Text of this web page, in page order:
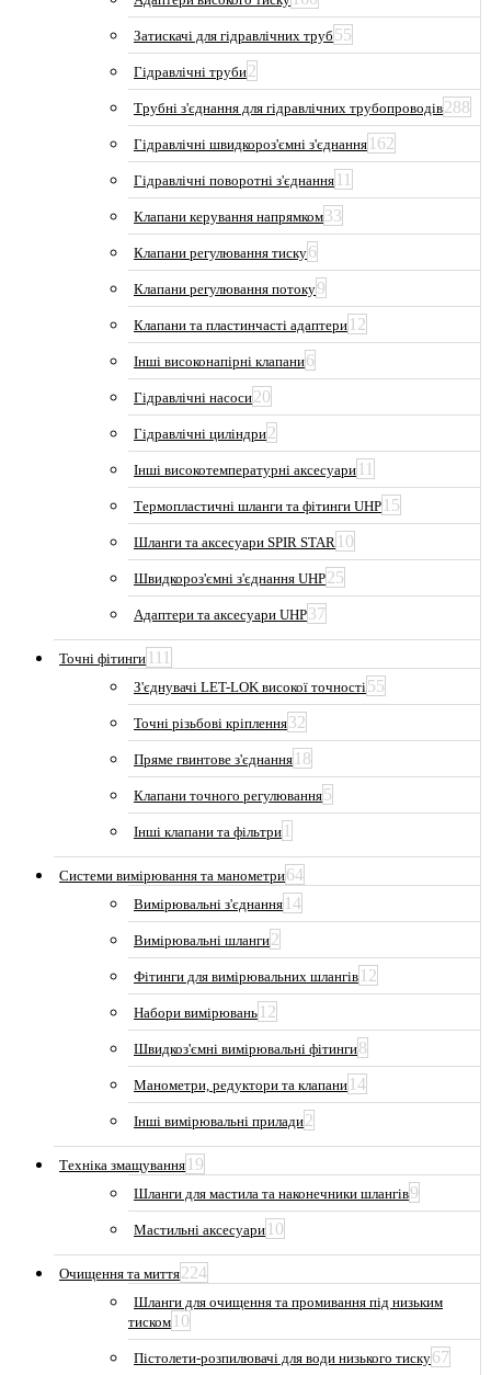
Затискачі для гідравлічних труб 55
Гідравлічні труби2
Трубні з'єднання для гідравлічних трубопроводів288
Гідравлічні швидкороз'ємні з'єднання 162
Гідравлічні поворотні з'єднання 11
Клапани керування напрямком33
Клапани регулювання тиску6
Клапани регулювання потоку9
Клапани та пластинчасті адаптери 12
Інші високонапірні клапани6
Гідравлічні насоси20
Гідравлічні циліндри2
Інші високотемпературні аксесуари 11
Термопластичні шланги та фітинги UHP 15
Шланги та аксесуари SPIR STAR 10
Швидкороз'ємні з'єднання UHP25
Адаптери та аксесуари UHP37
Точні фітинги 111
З'єднувачі LET-LOK високої точності 55
Точні різьбові кріплення32
Пряме гвинтове з'єднання 18
Клапани точного регулювання5
Інші клапани та фільтри 1
Системи вимірювання та манометри64
Вимірювальні з'єднання 14
Вимірювальні шланги2
Фітинги для вимірювальних шлангів 12
Набори вимірювань 12
Швидкоз'ємні вимірювальні фітинги8
Манометри, редуктори та клапани 14
Інші вимірювальні прилади2
Техніка змащування 19
Шланги для мастила та наконечники шлангів9
Мастильні аксесуари 10
Очищення та миття224
Шланги для очищення та промивання під низьким
тиском 10
Пістолети-розпилювачі для води низького тиску67